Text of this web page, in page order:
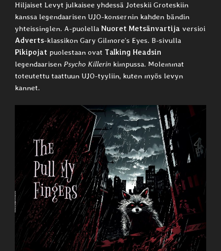
Hiljaiset Levyt julkaisee yhdessä Joteskii Groteskiin
kanssa legendaarisen UJO-konsernin kahden bändin
yhteissinglen. A-puolella Nuoret Metsänvartija versioi
Adverts-klassikon Gary Gilmore’s Eyes. B-sivulla
Pikipojat puolestaan ovat Talking Headsin
legendaarisen Psycho Killerin kimpussa. Molemmat
toteutettu taattuun UJO-tyyliin, kuten myös levyn
kannet.